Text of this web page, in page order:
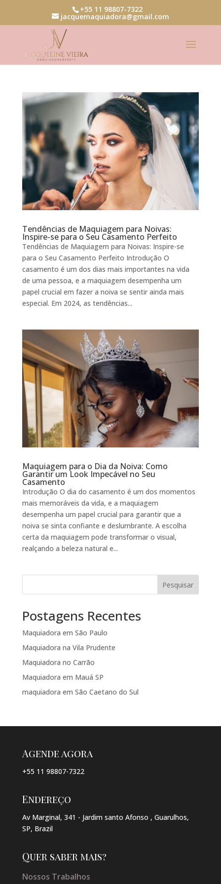
+55 11 98807-7322
jacquemaquiadora@gmail.com
Tendências de Maquiagem para Noivas:
Inspire-se para o Seu Casamento Perfeito
Tendências de Maquiagem para Noivas: Inspire-se
para o Seu Casamento Perfeito Introdução O
casamento é um dos dias mais importantes na vida
de uma pessoa, e a maquiagem desempenha um
papel crucial em fazer a noiva se sentir ainda mais
especial. Em 2024, as tendências...
Maquiagem para o Dia da Noiva: Como
Garantir um Look Impecável no Seu
Casamento
Introdução O dia do casamento é um dos momentos
mais memoráveis da vida, e a maquiagem
desempenha um papel crucial para garantir que a
noiva se sinta confiante e deslumbrante. A escolha
certa da maquiagem pode transformar o visual,
realçando a beleza natural e...
Pesquisar
Postagens Recentes
Maquiadora em São Paulo
Maquiadora na Vila Prudente
Maquiadora no Carrão
Maquiadora em Mauá SP
maquiadora em São Caetano do Sul
Agende agora
+55 11 98807-7322
Endereço
Av Marginal, 341 - Jardim santo Afonso , Guarulhos,
SP, Brazil
Quer saber mais?
Nossos Trabalhos